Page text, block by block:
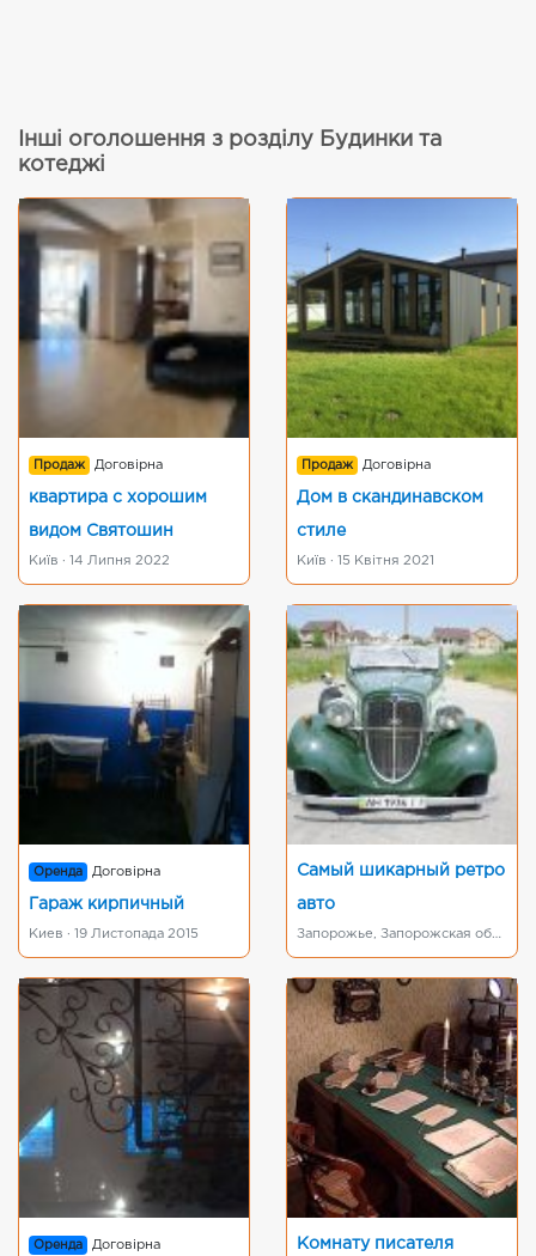
Інші оголошення з розділу Будинки та
котеджі
Продаж Договірна
квартира с хорошим
видом Святошин
Київ · 14 Липня 2022
Продаж Договірна
Дом в скандинавском
стиле
Київ · 15 Квітня 2021
Оренда Договірна
Гараж кирпичный
Киев · 19 Листопада 2015
Самый шикарный ретро
авто
Запорожье, Запорожская область · 19 Вересня 2015
Оренда Договірна Комнату писателя